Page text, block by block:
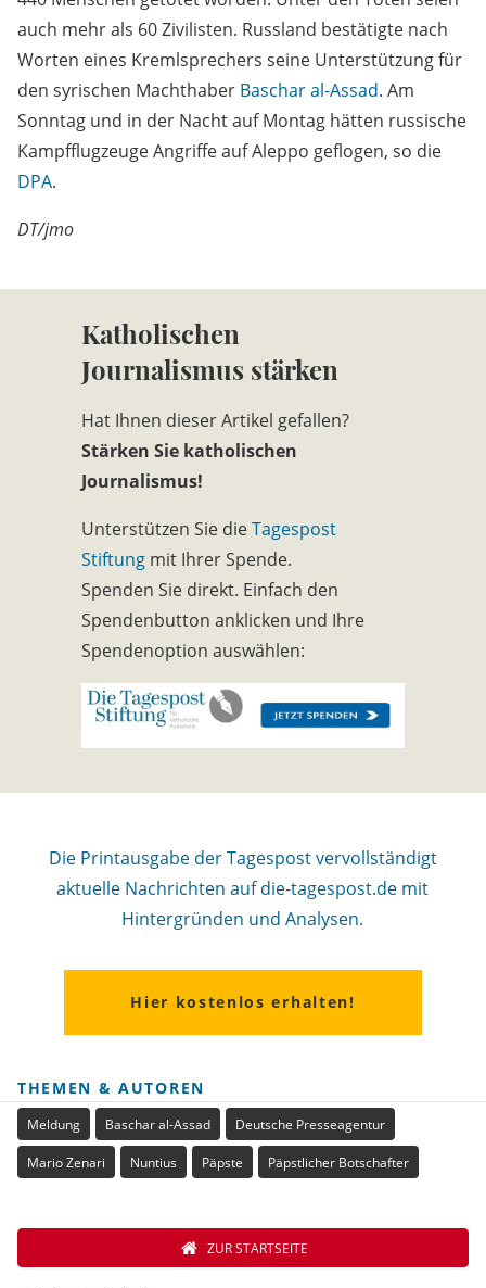
auch mehr als 60 Zivilisten. Russland bestätigte nach
Worten eines Kremlsprechers seine Unterstützung für
den syrischen Machthaber Baschar al-Assad. Am
Sonntag und in der Nacht auf Montag hätten russische
Kampfflugzeuge Angriffe auf Aleppo geflogen, so die
DPA.
DT/jmo
Katholischen
Journalismus stärken
Hat Ihnen dieser Artikel gefallen?
Stärken Sie katholischen
Journalismus!
Unterstützen Sie dieTagespost
Stiftung mit Ihrer Spende.
Spenden Sie direkt. Einfach den
Spendenbutton anklicken und Ihre
Spendenoption auswählen:
Die Printausgabe der Tagespost vervollständigt
aktuelle Nachrichten auf die-tagespost.de mit
Hintergründen und Analysen.
Hier kostenlos erhalten!
THEMEN & AUTOREN
Meldung Baschar al-Assad Deutsche Presseagentur
Mario Zenari Nuntius Päpste Päpstlicher Botschafter
ZUR STARTSEITE